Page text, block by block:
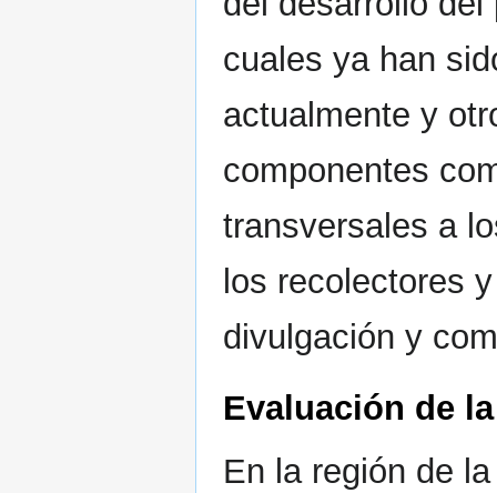
cuales ya han
actualmente y
componentes
transversales a
los recolectores
divulgación y
Evaluación de
En la región de